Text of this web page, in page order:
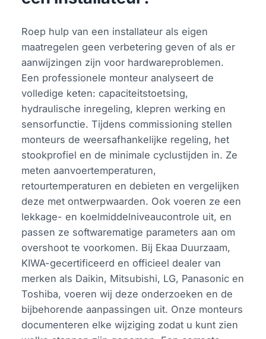
Roep hulp van een installateur als eigen
maatregelen geen verbetering geven of als er
aanwijzingen zijn voor hardwareproblemen.
Een professionele monteur analyseert de
volledige keten: capaciteitstoetsing,
hydraulische inregeling, klepren werking en
sensorfunctie. Tijdens commissioning stellen
monteurs de weersafhankelijke regeling, het
stookprofiel en de minimale cyclustijden in. Ze
meten aanvoertemperaturen,
retourtemperaturen en debieten en vergelijken
deze met ontwerpwaarden. Ook voeren ze een
lekkage- en koelmiddelniveaucontrole uit, en
passen ze softwarematige parameters aan om
overshoot te voorkomen. Bij Ekaa Duurzaam,
KIWA-gecertificeerd en officieel dealer van
merken als Daikin, Mitsubishi, LG, Panasonic en
Toshiba, voeren wij deze onderzoeken en de
bijbehorende aanpassingen uit. Onze monteurs
documenteren elke wijziging zodat u kunt zien